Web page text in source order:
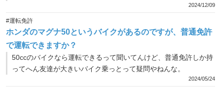
2024/12/09
#運転免許
ホンダのマグナ50というバイクがあるのですが、普通免許
で運転できますか？
50ccのバイクなら運転できるって聞いてんけど、普通免許しか持
ってへん友達が大きいバイク乗っとって疑問やねんな。
2024/05/24